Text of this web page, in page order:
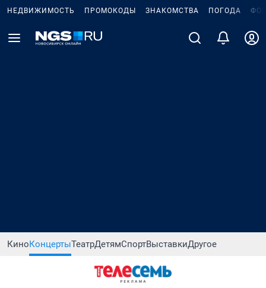
НЕДВИЖИМОСТЬ ПРОМОКОДЫ ЗНАКОМСТВА ПОГОДА
КиноКонцертыТеатрДетямСпортВыставкиДругое